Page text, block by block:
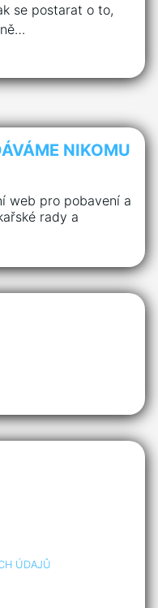
se postarat o to,
NIKOMU
web pro pobavení a
rady a
ÚDAJŮ